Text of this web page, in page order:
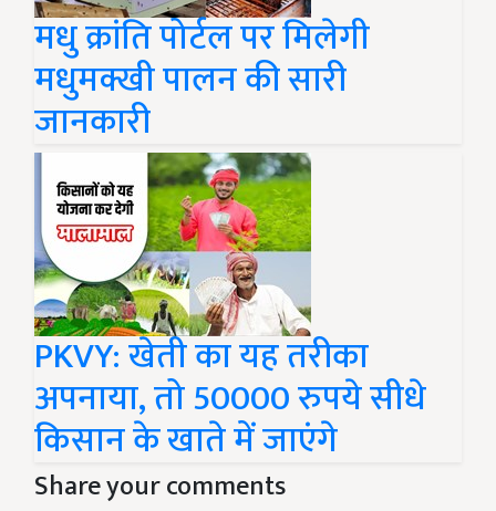
मधु क्रांति पोर्टल पर मिलेगी
मधुमक्खी पालन की सारी
जानकारी
PKVY: खेती का यह तरीका
अपनाया, तो 50000 रुपये सीधे
किसान के खाते में जाएंगे
Share your comments